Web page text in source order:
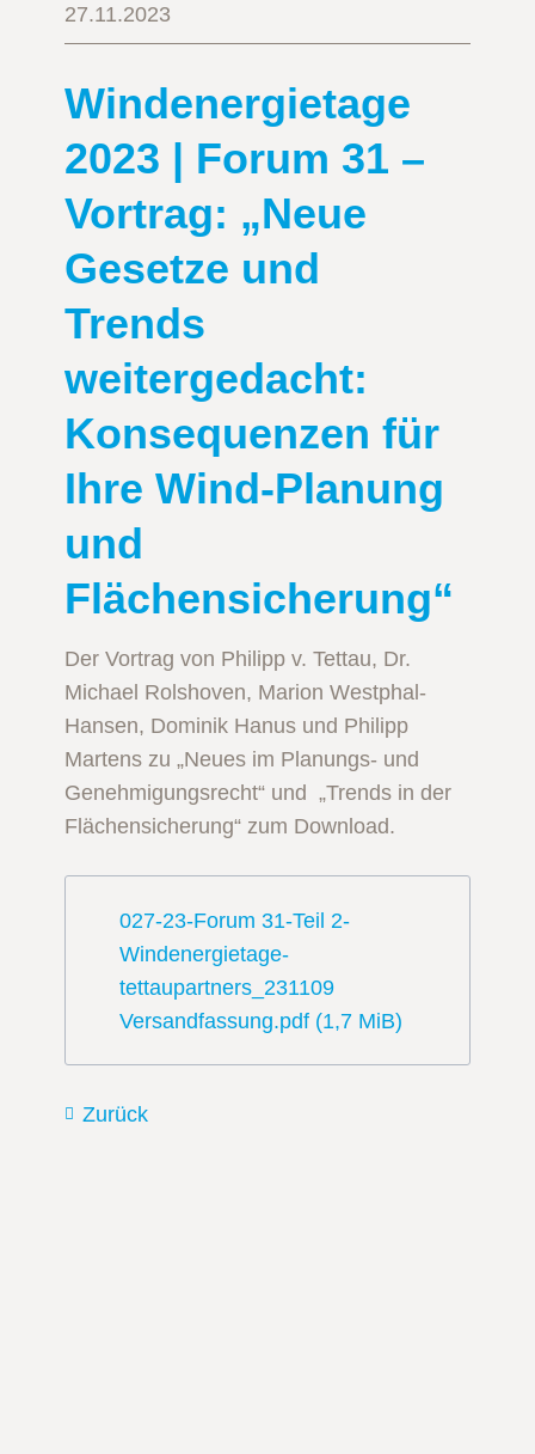
27.11.2023
Windenergietage
2023 | Forum 31 –
Vortrag: „Neue
Gesetze und
Trends
weitergedacht:
Konsequenzen für
Ihre Wind-Planung
und
Flächensicherung“
Der Vortrag von Philipp v. Tettau, Dr.
Michael Rolshoven, Marion Westphal-
Hansen, Dominik Hanus und Philipp
Martens zu „Neues im Planungs- und
Genehmigungsrecht“ und „Trends in der
Flächensicherung“ zum Download.
027-23-Forum 31-Teil 2-
Windenergietage-
tettaupartners_231109
Versandfassung.pdf (1,7 MiB)
Zurück